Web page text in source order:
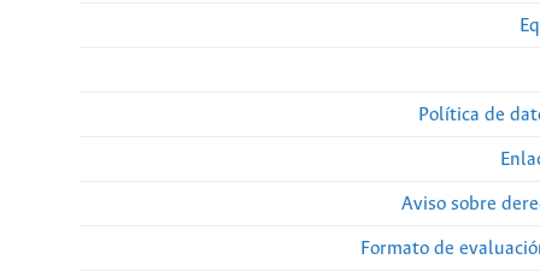
Política de
Aviso sobre
Formato de